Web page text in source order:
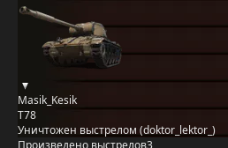
Masik_Kesik
T78
Уничтожен выстрелом (doktor_lektor_)
Произведено выстрелов3